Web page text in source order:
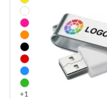
+1